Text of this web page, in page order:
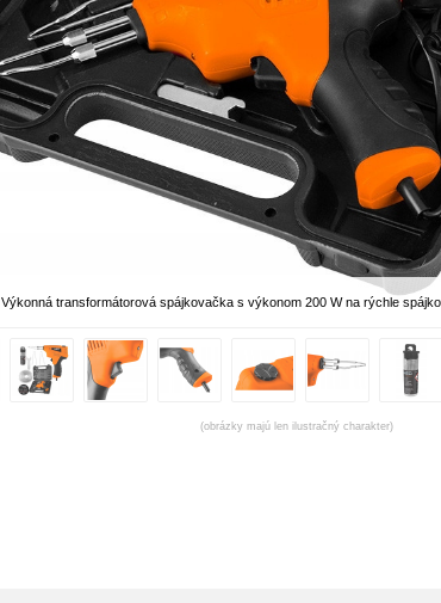
Výkonná transformátorová spájkovačka s výkonom 200 W na rýchle
(obrázky majú len ilustračný charakter)